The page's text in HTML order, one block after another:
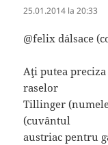
25.01.2014 la 20:33
@felix d´alsace
Aţi putea
raselor
Tillinger
(cuvântul
austriac pentru